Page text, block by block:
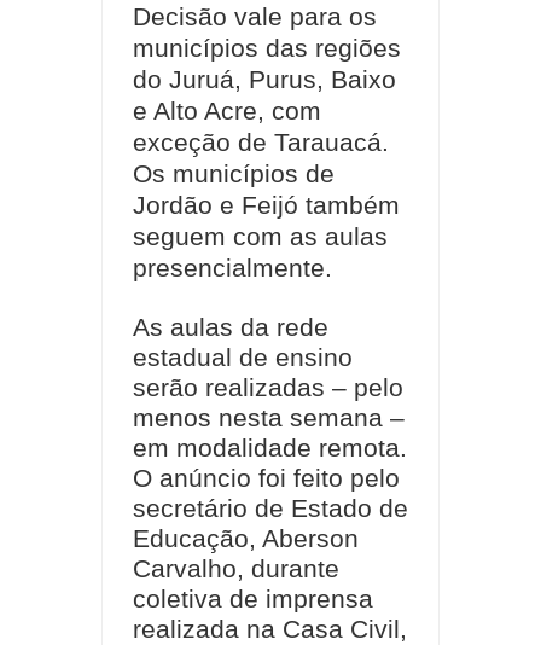
Decisão vale para os
municípios das regiões
do Juruá, Purus, Baixo
e Alto Acre, com
exceção de Tarauacá.
Os municípios de
Jordão e Feijó também
seguem com as aulas
presencialmente.
As aulas da rede
estadual de ensino
serão realizadas – pelo
menos nesta semana –
em modalidade remota.
O anúncio foi feito pelo
secretário de Estado de
Educação, Aberson
Carvalho, durante
coletiva de imprensa
realizada na Casa Civil,